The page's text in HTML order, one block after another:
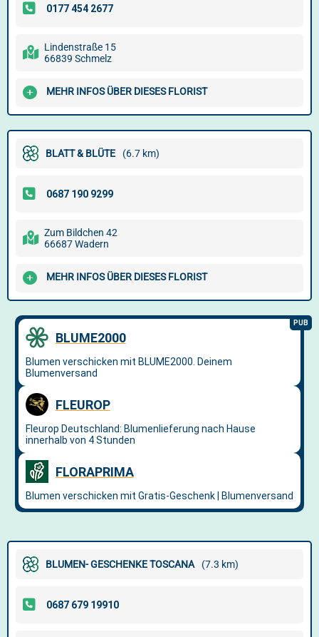
Lindenstraße 15
66839 Schmelz
MEHR INFOS ÜBER DIESES FLORIST
BLATT & BLÜTE (6.7 km)
Zum Bildchen 42
66687 Wadern
MEHR INFOS ÜBER DIESES FLORIST
BLUMEN- GESCHENKE TOSCANA (7.3 km)